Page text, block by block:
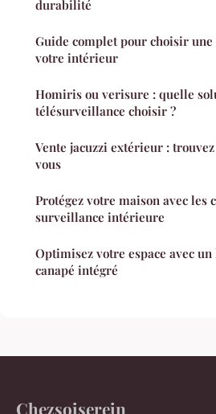
durabilité
Guide complet pour choisir
votre intérieur
Homiris ou verisure : quelle
télésurveillance choisir ?
Vente jacuzzi extérieur :
vous
Protégez votre maison avec les
surveillance intérieure
Optimisez votre espace avec
canapé intégré
Chezsoiserein